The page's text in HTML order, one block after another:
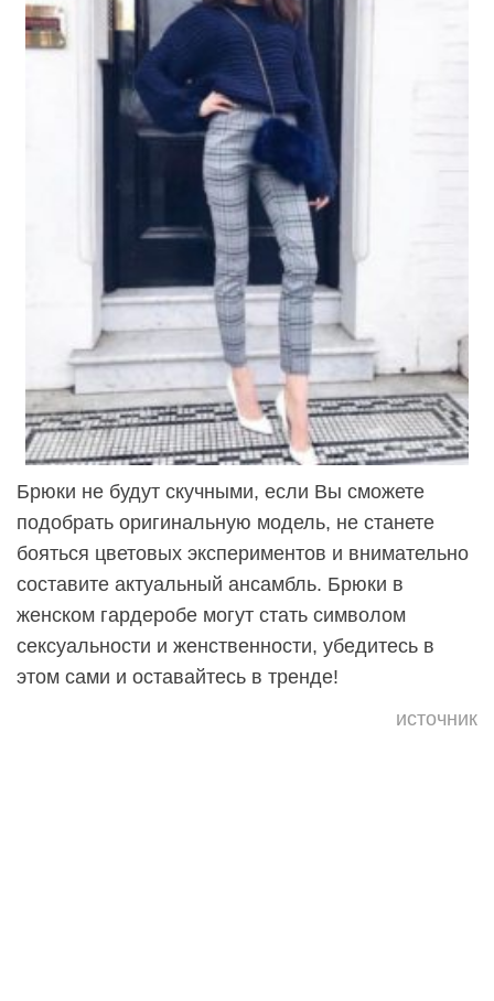
Брюки не будут скучными, если Вы сможете
подобрать оригинальную модель, не станете
бояться цветовых экспериментов и внимательно
составите актуальный ансамбль. Брюки в
женском гардеробе могут стать символом
сексуальности и женственности, убедитесь в
этом сами и оставайтесь в тренде!
источник